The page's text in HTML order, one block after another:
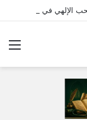
الإلهي في مصر